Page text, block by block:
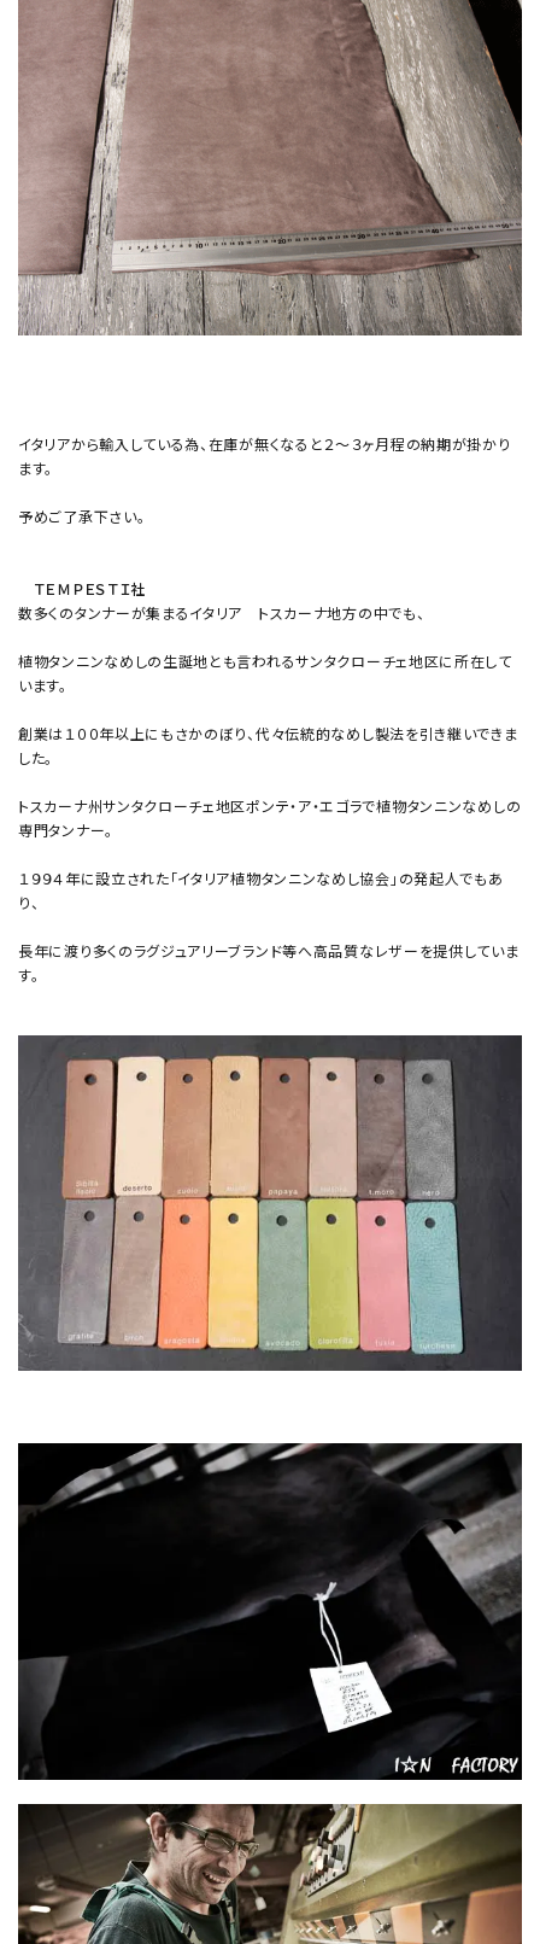
イタリアから輸入している為、在庫が無くなると２～３ヶ月程の納期が掛かり
ます。
予めご了承下さい。
ＴＥＭＰＥＳＴＩ社
数多くのタンナーが集まるイタリア トスカーナ地方の中でも、
植物タンニンなめしの生誕地とも言われるサンタクローチェ地区に所在して
います。
創業は１００年以上にもさかのぼり、代々伝統的なめし製法を引き継いできま
した。
トスカーナ州サンタクローチェ地区ポンテ・ア・エゴラで植物タンニンなめしの
専門タンナー。
１９９４年に設立された「イタリア植物タンニンなめし協会」の発起人でもあ
り、
長年に渡り多くのラグジュアリーブランド等へ高品質なレザーを提供していま
す。